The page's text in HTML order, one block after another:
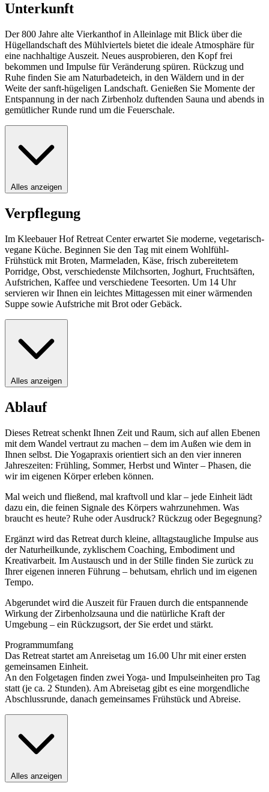
Unterkunft
Der 800 Jahre alte Vierkanthof in Alleinlage mit Blick über die
Hügellandschaft des Mühlviertels bietet die ideale Atmosphäre für
eine nachhaltige Auszeit. Neues ausprobieren, den Kopf frei
bekommen und Impulse für Veränderung spüren. Rückzug und
Ruhe finden Sie am Naturbadeteich, in den Wäldern und in der
Weite der sanft-hügeligen Landschaft. Genießen Sie Momente der
Entspannung in der nach Zirbenholz duftenden Sauna und abends in
gemütlicher Runde rund um die Feuerschale.
Alles anzeigen
Verpflegung
Im Kleebauer Hof Retreat Center erwartet Sie moderne, vegetarisch-
vegane Küche. Beginnen Sie den Tag mit einem Wohlfühl-
Frühstück mit Broten, Marmeladen, Käse, frisch zubereitetem
Porridge, Obst, verschiedenste Milchsorten, Joghurt, Fruchtsäften,
Aufstrichen, Kaffee und verschiedene Teesorten. Um 14 Uhr
servieren wir Ihnen ein leichtes Mittagessen mit einer wärmenden
Suppe sowie Aufstriche mit Brot oder Gebäck.
Alles anzeigen
Ablauf
Dieses Retreat schenkt Ihnen Zeit und Raum, sich auf allen Ebenen
mit dem Wandel vertraut zu machen – dem im Außen wie dem in
Ihnen selbst. Die Yogapraxis orientiert sich an den vier inneren
Jahreszeiten: Frühling, Sommer, Herbst und Winter – Phasen, die
wir im eigenen Körper erleben können.
Mal weich und fließend, mal kraftvoll und klar – jede Einheit lädt
dazu ein, die feinen Signale des Körpers wahrzunehmen. Was
braucht es heute? Ruhe oder Ausdruck? Rückzug oder Begegnung?
Ergänzt wird das Retreat durch kleine, alltagstaugliche Impulse aus
der Naturheilkunde, zyklischem Coaching, Embodiment und
Kreativarbeit. Im Austausch und in der Stille finden Sie zurück zu
Ihrer eigenen inneren Führung – behutsam, ehrlich und im eigenen
Tempo.
Abgerundet wird die Auszeit für Frauen durch die entspannende
Wirkung der Zirbenholzsauna und die natürliche Kraft der
Umgebung – ein Rückzugsort, der Sie erdet und stärkt.
Programmumfang
Das Retreat startet am Anreisetag um 16.00 Uhr mit einer ersten
gemeinsamen Einheit.
An den Folgetagen finden zwei Yoga- und Impulseinheiten pro Tag
statt (je ca. 2 Stunden). Am Abreisetag gibt es eine morgendliche
Abschlussrunde, danach gemeinsames Frühstück und Abreise.
Alles anzeigen